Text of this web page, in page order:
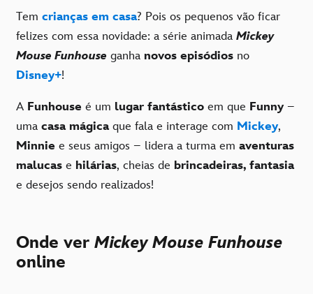
Tem crianças em casa? Pois os pequenos vão ficar
felizes com essa novidade: a série animada Mickey
Mouse Funhouse ganha novos episódios no
Disney+!
A Funhouse é um lugar fantástico em que Funny –
uma casa mágicaque fala e interage com Mickey,
Minnie e seus amigos – lidera a turma em aventuras
malucas e hilárias, cheias de brincadeiras, fantasia
e desejos sendo realizados!
Onde ver Mickey Mouse Funhouse
online